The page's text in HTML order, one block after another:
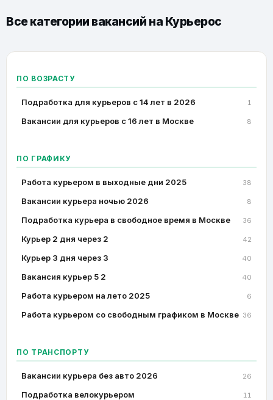
Все категории вакансий на Курьерос
ПО ВОЗРАСТУ
Подработка для курьеров с 14 лет в 2026 1
Вакансии для курьеров с 16 лет в Москве 8
ПО ГРАФИКУ
Работа курьером в выходные дни 2025 38
Вакансии курьера ночью 2026 8
Подработка курьера в свободное время в Москве 36
Курьер 2 дня через 2 42
Курьер 3 дня через 3 40
Вакансия курьер 5 2 40
Работа курьером на лето 2025 6
Работа курьером со свободным графиком в Москве 36
ПО ТРАНСПОРТУ
Вакансии курьера без авто 2026 26
Подработка велокурьером 11